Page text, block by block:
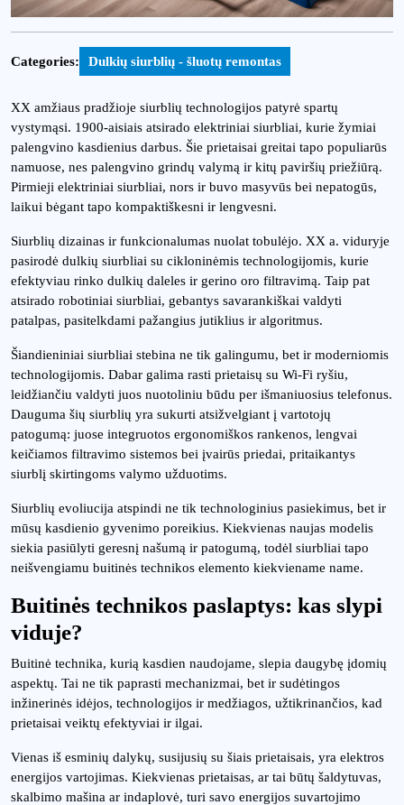
Categories: Dulkių siurblių - šluotų remontas
XX amžiaus pradžioje siurblių technologijos patyrė spartų
vystymąsi. 1900-aisiais atsirado elektriniai siurbliai, kurie žymiai
palengvino kasdienius darbus. Šie prietaisai greitai tapo populiarūs
namuose, nes palengvino grindų valymą ir kitų paviršių priežiūrą.
Pirmieji elektriniai siurbliai, nors ir buvo masyvūs bei nepatogūs,
laikui bėgant tapo kompaktiškesni ir lengvesni.
Siurblių dizainas ir funkcionalumas nuolat tobulėjo. XX a. viduryje
pasirodė dulkių siurbliai su cikloninėmis technologijomis, kurie
efektyviau rinko dulkių daleles ir gerino oro filtravimą. Taip pat
atsirado robotiniai siurbliai, gebantys savarankiškai valdyti
patalpas, pasitelkdami pažangius jutiklius ir algoritmus.
Šiandieniniai siurbliai stebina ne tik galingumu, bet ir moderniomis
technologijomis. Dabar galima rasti prietaisų su Wi-Fi ryšiu,
leidžiančiu valdyti juos nuotoliniu būdu per išmaniuosius telefonus.
Dauguma šių siurblių yra sukurti atsižvelgiant į vartotojų
patogumą: juose integruotos ergonomiškos rankenos, lengvai
keičiamos filtravimo sistemos bei įvairūs priedai, pritaikantys
siurblį skirtingoms valymo užduotims.
Siurblių evoliucija atspindi ne tik technologinius pasiekimus, bet ir
mūsų kasdienio gyvenimo poreikius. Kiekvienas naujas modelis
siekia pasiūlyti geresnį našumą ir patogumą, todėl siurbliai tapo
neišvengiamu buitinės technikos elemento kiekviename name.
Buitinės technikos paslaptys: kas slypi
viduje?
Buitinė technika, kurią kasdien naudojame, slepia daugybę įdomių
aspektų. Tai ne tik paprasti mechanizmai, bet ir sudėtingos
inžinerinės idėjos, technologijos ir medžiagos, užtikrinančios, kad
prietaisai veiktų efektyviai ir ilgai.
Vienas iš esminių dalykų, susijusių su šiais prietaisais, yra elektros
energijos vartojimas. Kiekvienas prietaisas, ar tai būtų šaldytuvas,
skalbimo mašina ar indaplovė, turi savo energijos suvartojimo